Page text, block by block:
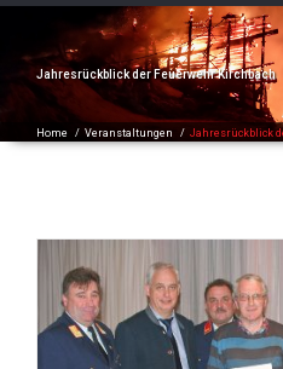
Jahresrückblick der Feuerwehr Kirchbach
Home / Veranstaltungen / Jahresrückblick